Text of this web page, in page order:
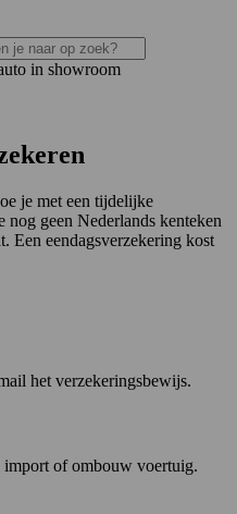
je met een tijdelijke
geen Nederlands kenteken
Een eendagsverzekering kost
het verzekeringsbewijs.
of ombouw voertuig.